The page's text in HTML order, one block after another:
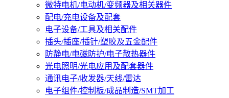
微特电机/电动机/变频器及相关器件
配电/充电设备及配套
电子设备/工具及相关配件
插头/插座/插针/塑胶及五金配件
防静电/电磁防护/电子散热器件
光电照明/光电应用及配套器件
通讯电子/收发器/天线/雷达
电子组件/控制板/成品制造/SMT加工